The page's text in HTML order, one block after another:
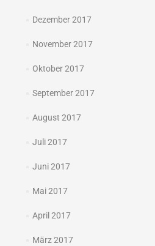
Dezember 2017
November 2017
Oktober 2017
September 2017
August 2017
Juli 2017
Juni 2017
Mai 2017
April 2017
März 2017